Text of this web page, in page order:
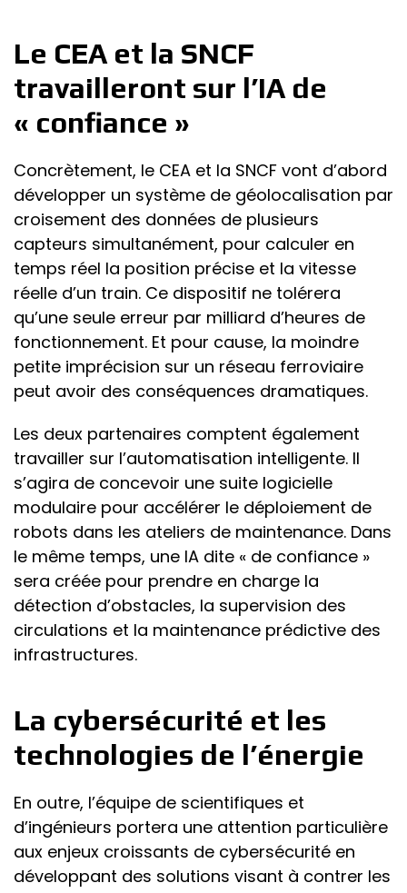
Le CEA et la SNCF
travailleront sur l’IA de
« confiance »
Concrètement, le CEA et la SNCF vont d’abord
développer un système de géolocalisation par
croisement des données de plusieurs
capteurs simultanément, pour calculer en
temps réel la position précise et la vitesse
réelle d’un train. Ce dispositif ne tolérera
qu’une seule erreur par milliard d’heures de
fonctionnement. Et pour cause, la moindre
petite imprécision sur un réseau ferroviaire
peut avoir des conséquences dramatiques.
Les deux partenaires comptent également
travailler sur l’automatisation intelligente. Il
s’agira de concevoir une suite logicielle
modulaire pour accélérer le déploiement de
robots dans les ateliers de maintenance. Dans
le même temps, une IA dite « de confiance »
sera créée pour prendre en charge la
détection d’obstacles, la supervision des
circulations et la maintenance prédictive des
infrastructures.
La cybersécurité et les
technologies de l’énergie
En outre, l’équipe de scientifiques et
d’ingénieurs portera une attention particulière
aux enjeux croissants de cybersécurité en
développant des solutions visant à contrer les